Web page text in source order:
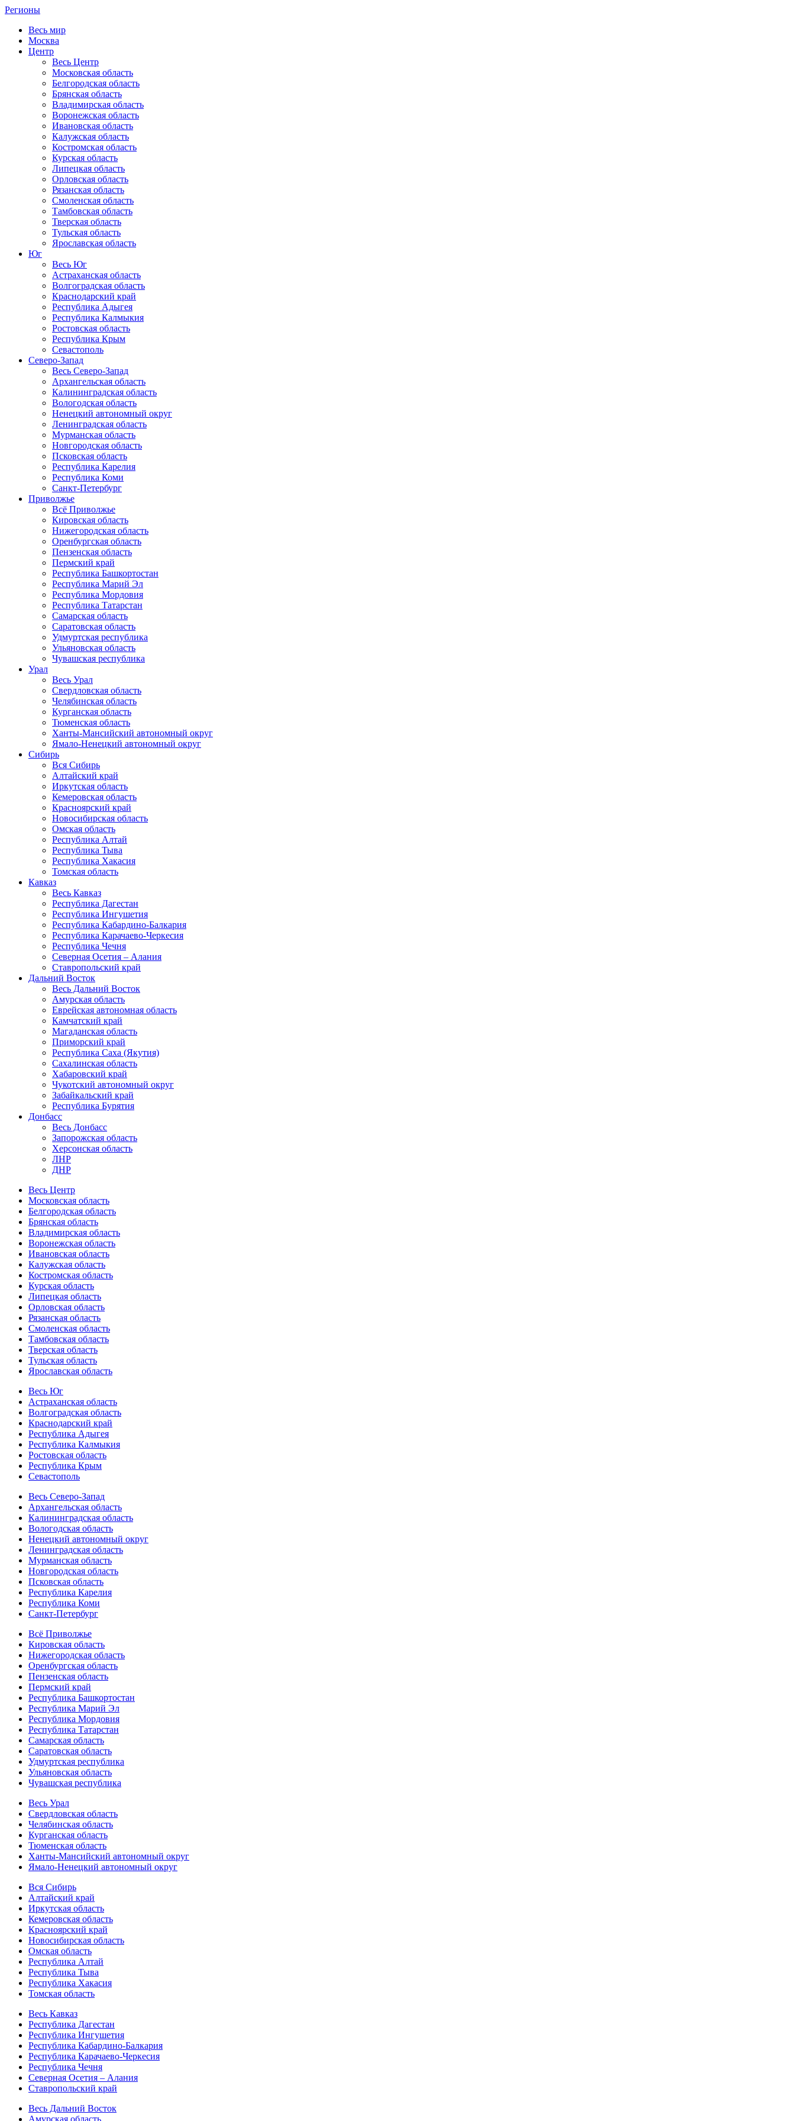
Регионы
Весь мир
Москва
Центр
Весь Центр
Московская область
Белгородская область
Брянская область
Владимирская область
Воронежская область
Ивановская область
Калужская область
Костромская область
Курская область
Липецкая область
Орловская область
Рязанская область
Смоленская область
Тамбовская область
Тверская область
Тульская область
Ярославская область
Юг
Весь Юг
Астраханская область
Волгоградская область
Краснодарский край
Республика Адыгея
Республика Калмыкия
Ростовская область
Республика Крым
Севастополь
Северо-Запад
Весь Северо-Запад
Архангельская область
Калининградская область
Вологодская область
Ненецкий автономный округ
Ленинградская область
Мурманская область
Новгородская область
Псковская область
Республика Карелия
Республика Коми
Санкт-Петербург
Приволжье
Всё Приволжье
Кировская область
Нижегородская область
Оренбургская область
Пензенская область
Пермский край
Республика Башкортостан
Республика Марий Эл
Республика Мордовия
Республика Татарстан
Самарская область
Саратовская область
Удмуртская республика
Ульяновская область
Чувашская республика
Урал
Весь Урал
Свердловская область
Челябинская область
Курганская область
Тюменская область
Ханты-Мансийский автономный округ
Ямало-Ненецкий автономный округ
Сибирь
Вся Сибирь
Алтайский край
Иркутская область
Кемеровская область
Красноярский край
Новосибирская область
Омская область
Республика Алтай
Республика Тыва
Республика Хакасия
Томская область
Кавказ
Весь Кавказ
Республика Дагестан
Республика Ингушетия
Республика Кабардино-Балкария
Республика Карачаево-Черкесия
Республика Чечня
Северная Осетия – Алания
Ставропольский край
Дальний Восток
Весь Дальний Восток
Амурская область
Еврейская автономная область
Камчатский край
Магаданская область
Приморский край
Республика Саха (Якутия)
Сахалинская область
Хабаровский край
Чукотский автономный округ
Забайкальский край
Республика Бурятия
Донбасс
Весь Донбасс
Запорожская область
Херсонская область
ЛНР
ДНР
Весь Центр
Московская область
Белгородская область
Брянская область
Владимирская область
Воронежская область
Ивановская область
Калужская область
Костромская область
Курская область
Липецкая область
Орловская область
Рязанская область
Смоленская область
Тамбовская область
Тверская область
Тульская область
Ярославская область
Весь Юг
Астраханская область
Волгоградская область
Краснодарский край
Республика Адыгея
Республика Калмыкия
Ростовская область
Республика Крым
Севастополь
Весь Северо-Запад
Архангельская область
Калининградская область
Вологодская область
Ненецкий автономный округ
Ленинградская область
Мурманская область
Новгородская область
Псковская область
Республика Карелия
Республика Коми
Санкт-Петербург
Всё Приволжье
Кировская область
Нижегородская область
Оренбургская область
Пензенская область
Пермский край
Республика Башкортостан
Республика Марий Эл
Республика Мордовия
Республика Татарстан
Самарская область
Саратовская область
Удмуртская республика
Ульяновская область
Чувашская республика
Весь Урал
Свердловская область
Челябинская область
Курганская область
Тюменская область
Ханты-Мансийский автономный округ
Ямало-Ненецкий автономный округ
Вся Сибирь
Алтайский край
Иркутская область
Кемеровская область
Красноярский край
Новосибирская область
Омская область
Республика Алтай
Республика Тыва
Республика Хакасия
Томская область
Весь Кавказ
Республика Дагестан
Республика Ингушетия
Республика Кабардино-Балкария
Республика Карачаево-Черкесия
Республика Чечня
Северная Осетия – Алания
Ставропольский край
Весь Дальний Восток
Амурская область